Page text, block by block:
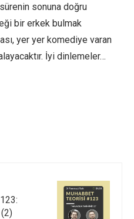
sonuna doğru
bir erkek bulmak
yer yer komediye varan
İyi dinlemeler…